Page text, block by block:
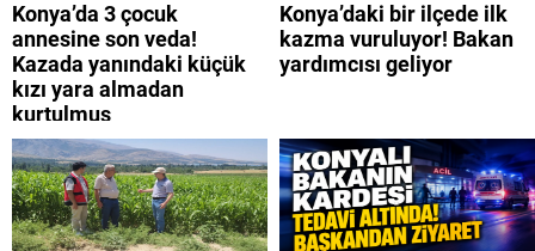
Konya’da 3 çocuk
annesine son veda!
Kazada yanındaki küçük
kızı yara almadan
kurtulmuş
Konya’daki bir ilçede ilk
kazma vuruluyor! Bakan
yardımcısı geliyor